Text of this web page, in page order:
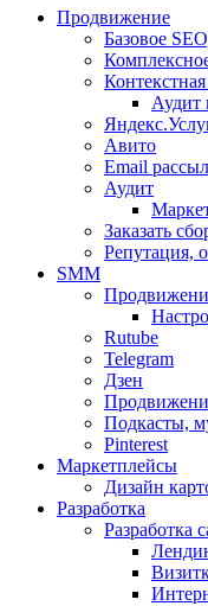
Продвижение
Базовое
Аудит
Авито
Email
Аудит
Заказать
Репутация,
SMM
Rutube
Telegram
Дзен
Подкасты,
Pinterest
Маркетплейсы
Дизайн
Разработка
Разработка